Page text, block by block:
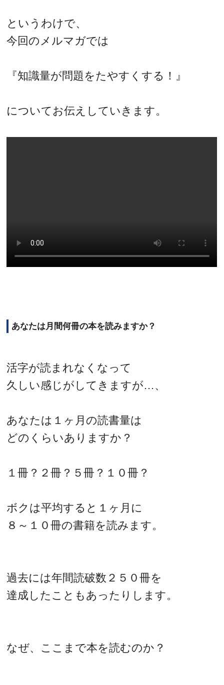
というわけで、
今回のメルマガでは
『知識量が問題をたやすくする！』
についてお伝えしていきます。
あなたは月間何冊の本を読みますか？
活字が読まれなくなって
久しい感じがしてきますが…、
あなたは１ヶ月の読書量は
どのくらいありますか？
１冊？２冊？５冊？１０冊？
ボクは平均すると１ヶ月に
８～１０冊の書籍を読みます。
過去には年間読破数２５０冊を
達成したこともあったりします。
なぜ、ここまで本を読むのか？